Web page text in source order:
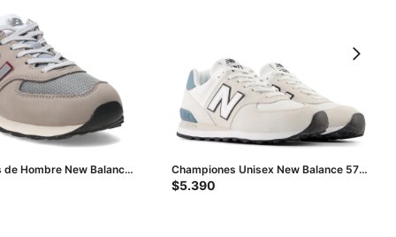
de Hombre New Balance
Championes Unisex New Balance 574
- Gris - Blanco
$5.390